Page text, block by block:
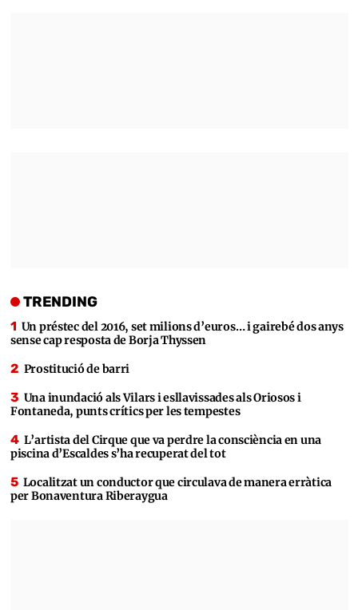
TRENDING
Un préstec del 2016, set milions d’euros… i gairebé dos anys
sense cap resposta de Borja Thyssen
Prostitució de barri
Una inundació als Vilars i esllavissades als Oriosos i
Fontaneda, punts crítics per les tempestes
L’artista del Cirque que va perdre la consciència en una
piscina d’Escaldes s’ha recuperat del tot
Localitzat un conductor que circulava de manera erràtica
per Bonaventura Riberaygua